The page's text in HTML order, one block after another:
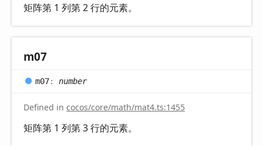
矩阵第 1 列第 2 行的元素。
m07
m07: number
Defined in cocos/core/math/mat4.ts:1455
矩阵第 1 列第 3 行的元素。